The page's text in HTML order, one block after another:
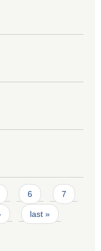
6 7
last »